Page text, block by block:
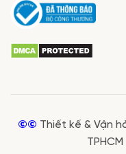
©© Thiết kế & Vận